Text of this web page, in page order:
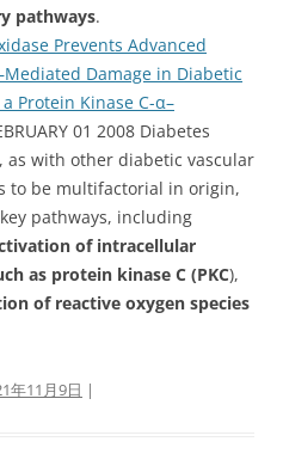
pathways.
Prevents Advanced
Damage in Diabetic
Protein Kinase C-α–
01 2008 Diabetes
, as with other diabetic vascular
to be multifactorial in origin,
pathways, including
of intracellular
as protein kinase C (PKC),
of reactive oxygen species
年11月9日 |